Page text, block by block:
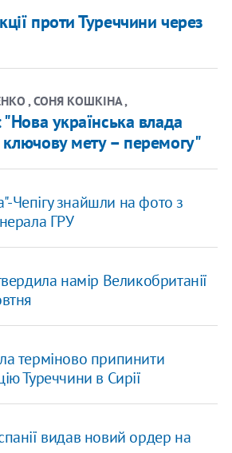
проти Туреччини через
, СОНЯ КОШКІНА ,
українська влада
мету – перемогу"
Чепігу знайшли на фото з
ГРУ
намір Великобританії
терміново припинити
Туреччини в Сирії
видав новий ордер на